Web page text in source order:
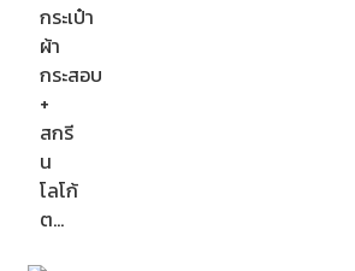
กระเป๋า
ผ้า
กระสอบ
+
สกรี
น
โลโก้
ต…